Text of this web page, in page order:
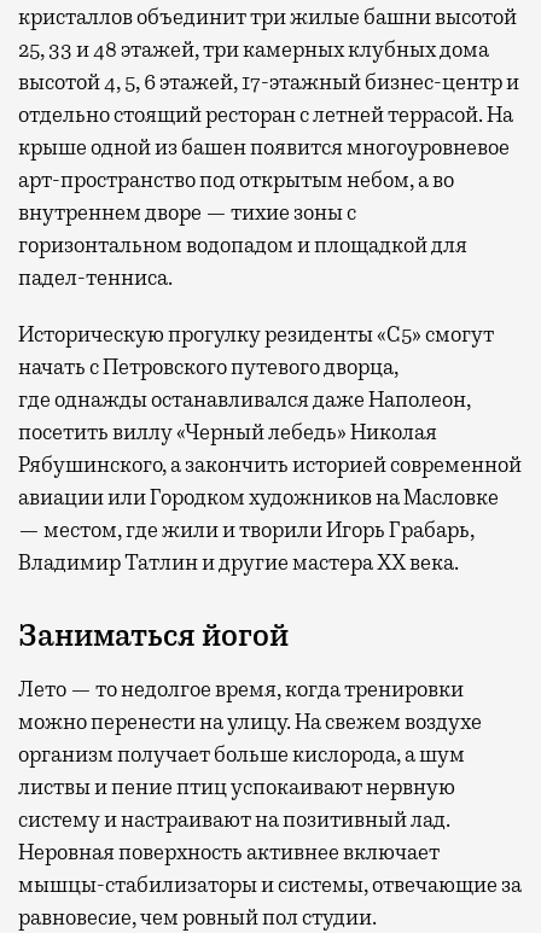
кристаллов объединит три жилые башни высотой
25, 33 и 48 этажей, три камерных клубных дома
высотой 4, 5, 6 этажей, 17-этажный бизнес-центр и
отдельно стоящий ресторан с летней террасой. На
крыше одной из башен появится многоуровневое
арт-пространство под открытым небом, а во
внутреннем дворе — тихие зоны с
горизонтальном водопадом и площадкой для
падел-тенниса.
Историческую прогулку резиденты «С5» смогут
начать с Петровского путевого дворца,
гдеоднажды останавливался даже Наполеон,
посетить виллу «Черный лебедь» Николая
Рябушинского, а закончить историей современной
авиации или Городком художников на Масловке
— местом, где жили и творили Игорь Грабарь,
Владимир Татлин и другие мастера XX века.
Заниматься йогой
Лето — то недолгое время, когда тренировки
можно перенести на улицу. На свежем воздухе
организм получает больше кислорода, а шум
листвы и пение птиц успокаивают нервную
систему и настраивают на позитивный лад.
Неровная поверхность активнее включает
мышцы-стабилизаторы и системы, отвечающие за
равновесие, чем ровный пол студии.